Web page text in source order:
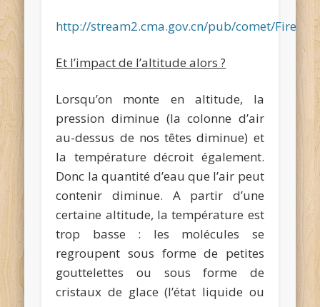
http://stream2.cma.gov.cn/pub/comet/
Et l’impact de l’altitude alors ?
Lorsqu’on monte en altitude, la
pression diminue (la colonne d’air
au-dessus de nos têtes diminue) et
la température décroit également.
Donc la quantité d’eau que l’air peut
contenir diminue. A partir d’une
certaine altitude, la température est
trop basse : les molécules se
regroupent sous forme de petites
gouttelettes ou sous forme de
cristaux de glace (l’état liquide ou